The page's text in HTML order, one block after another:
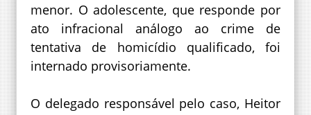
menor. O adolescente, que responde por
ato infracional análogo ao crime de
tentativa de homicídio qualificado, foi
internado provisoriamente.
O delegado responsável pelo caso, Heitor